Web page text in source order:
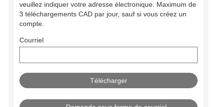
veuillez indiquer votre adresse électronique. Maximum de
3 téléchargements CAD par jour, sauf si vous créez un
compte.
Courriel